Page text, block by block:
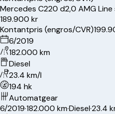
Mercedes C220 d2,0 AMG
189.900 kr
Kontantpris (engros/CVR)
6/2019
182.000 km
Diesel
23.4 km/l
194 hk
Automatgear
6/2019·182.000 km·Diesel·23.4